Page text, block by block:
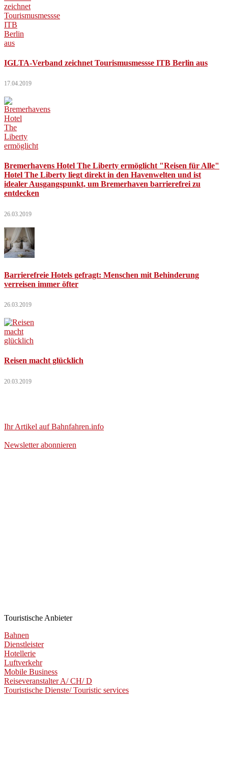
IGLTA-Verband zeichnet Tourismusmessse ITB Berlin aus
17.04.2019
Bremerhavens Hotel The Liberty ermöglicht "Reisen für Alle"
Hotel The Liberty liegt direkt in den Havenwelten und ist
idealer Ausgangspunkt, um Bremerhaven barrierefrei zu
entdecken
26.03.2019
Barrierefreie Hotels gefragt: Menschen mit Behinderung
verreisen immer öfter
26.03.2019
Reisen macht glücklich
20.03.2019
Ihr Artikel auf Bahnfahren.info
Newsletter abonnieren
Touristische Anbieter
Bahnen
Dienstleister
Hotellerie
Luftverkehr
Mobile Business
Reiseveranstalter A/ CH/ D
Touristische Dienste/ Touristic services